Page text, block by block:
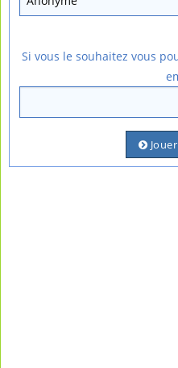
Si vous le souhaitez vous